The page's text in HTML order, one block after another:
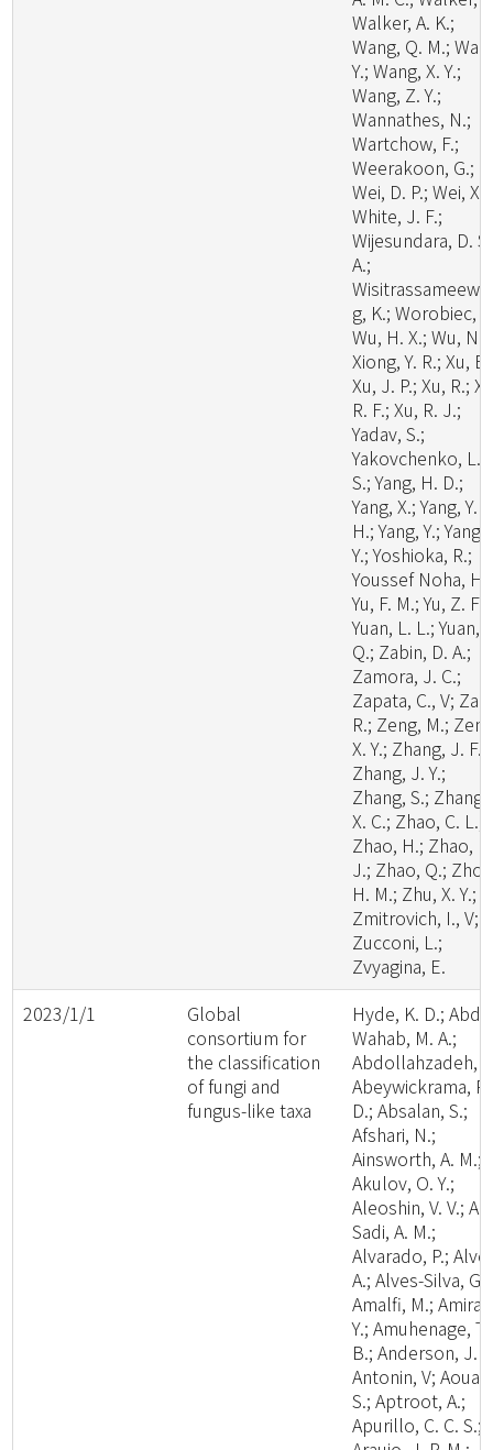
Walker, A. K.;
Wang, Q. M.;
Y.; Wang, X. Y.;
Wang, Z. Y.;
Wannathes, N.;
Wartchow, F.;
Weerakoon, G.;
Wei, D. P.; Wei, X.;
White, J. F.;
Wijesundara, D. S.
A.;
g, K.; Worobiec,
Wu, H. X.; Wu, N.;
Xiong, Y. R.; Xu,
Xu, J. P.; Xu, R.;
R. F.; Xu, R. J.;
Yadav, S.;
Yakovchenko, L.
S.; Yang, H. D.;
Yang, X.; Yang, Y.
H.; Yang, Y.; Yang,
Y.; Yoshioka, R.;
Youssef Noha, H.;
Yu, F. M.; Yu, Z. F.;
Yuan, L. L.; Yuan,
Q.; Zabin, D. A.;
Zamora, J. C.;
Zapata, C., V;
R.; Zeng, M.;
X. Y.; Zhang, J. F.;
Zhang, J. Y.;
Zhang, S.; Zhang,
X. C.; Zhao, C. L.;
Zhao, H.; Zhao,
J.; Zhao, Q.;
H. M.; Zhu, X. Y.;
Zmitrovich, I., V;
Zucconi, L.;
Zvyagina, E.
2023/1/1
Global
consortium for
the classification
of fungi and
fungus-like taxa
Hyde, K. D.;
Wahab, M. A.;
Abdollahzadeh,
Abeywickrama, P.
D.; Absalan, S.;
Afshari, N.;
Ainsworth, A. M.;
Akulov, O. Y.;
Aleoshin, V. V.; Al-
Sadi, A. M.;
Alvarado, P.;
A.; Alves-Silva, G.;
Amalfi, M.; Amira,
Y.; Amuhenage, T.
B.; Anderson, J.
Antonin, V; Aouali,
S.; Aptroot, A.;
Apurillo, C. C. S.;